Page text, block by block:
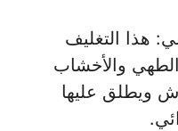
هذا التغليف
والأخشاب
ويطلق عليها